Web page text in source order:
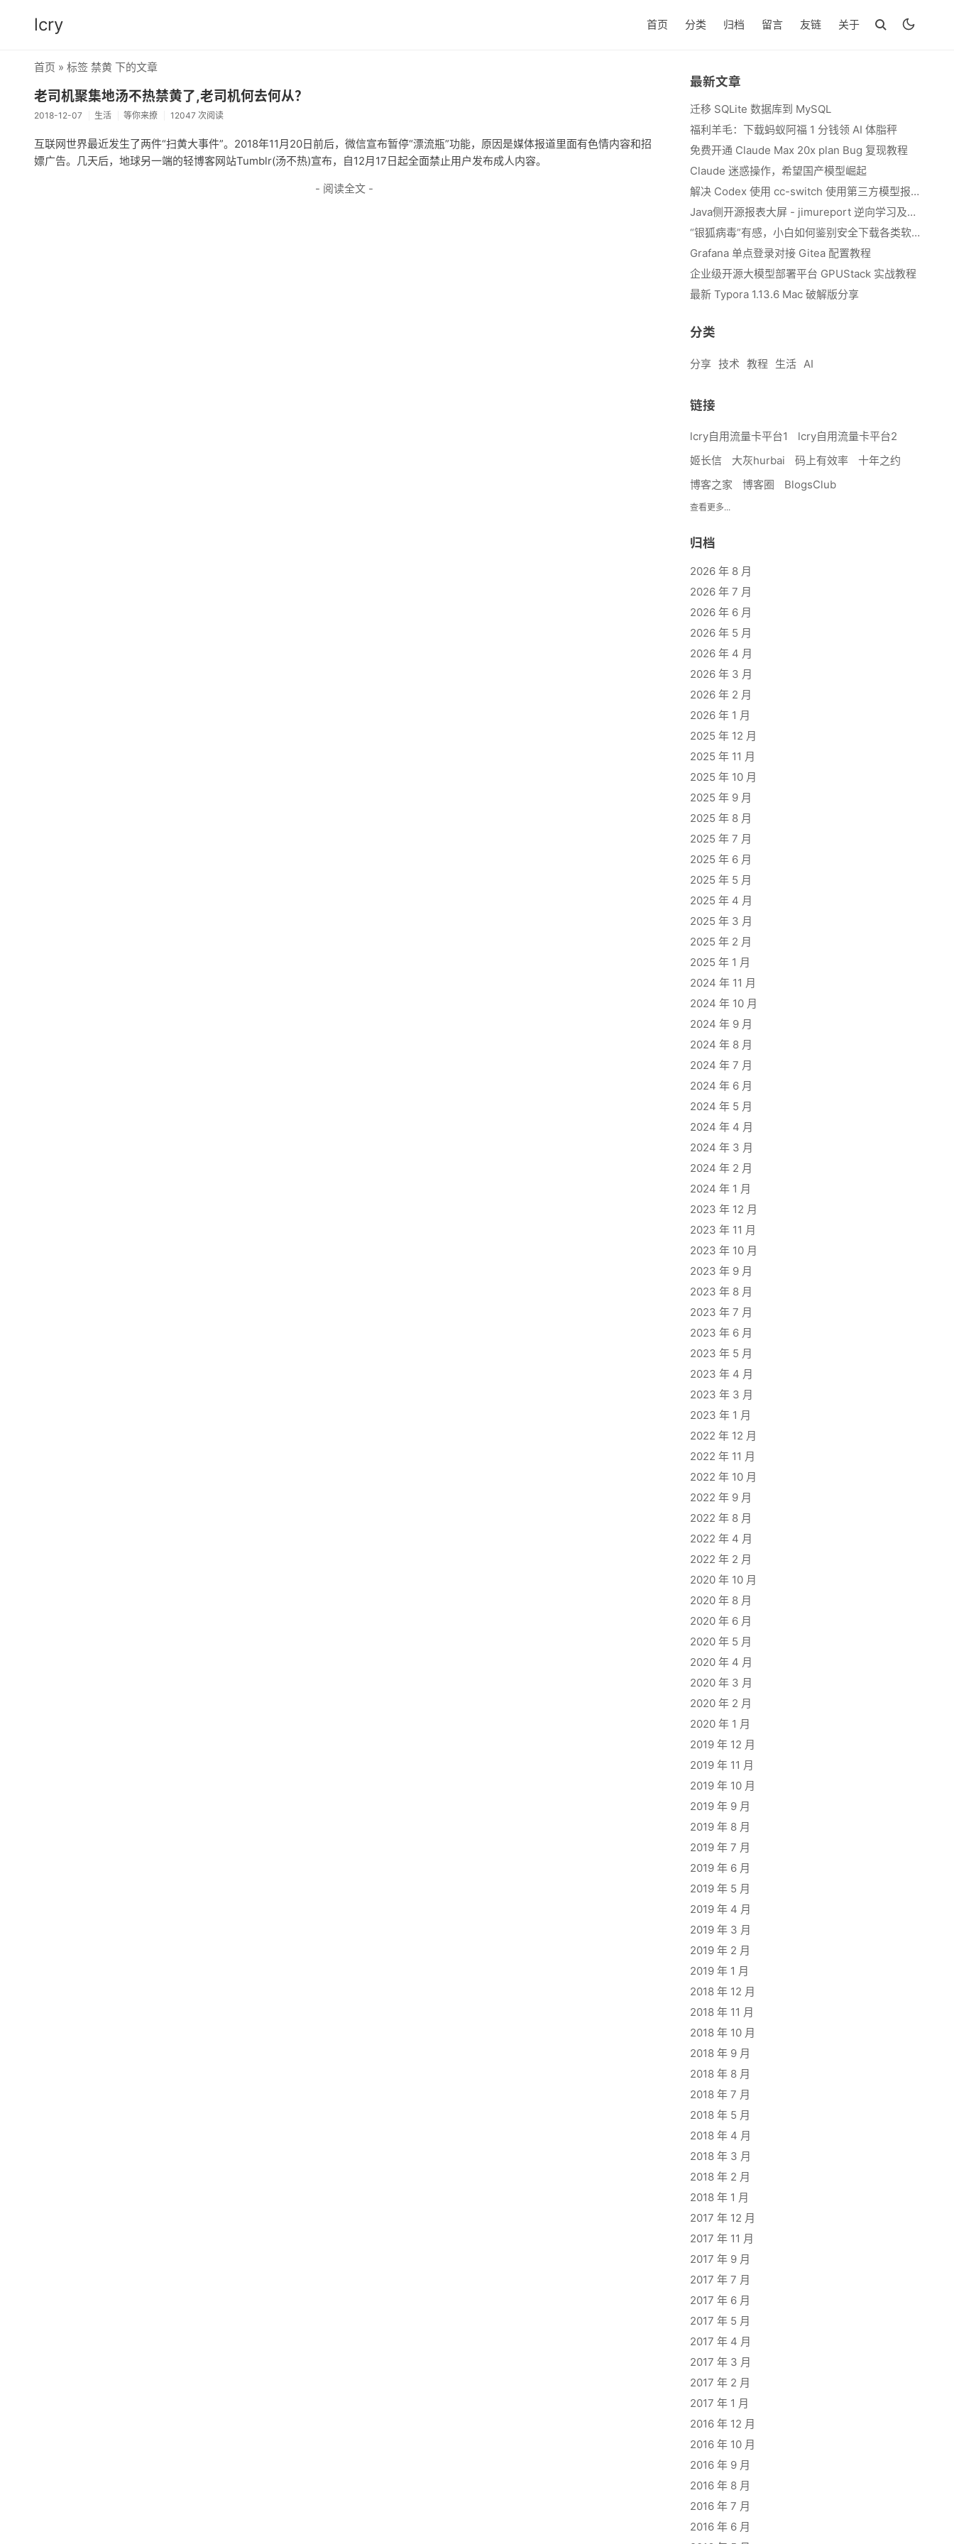
lcry 首页 分类 归档 留言 友链 关于
首页 » 标签 禁黄 下的文章
老司机聚集地汤不热禁黄了,老司机何去何从？
2018-12-07 生活 等你来撩 12047 次阅读
互联网世界最近发生了两件“扫黄大事件”。2018年11月20日前后，微信宣布暂停“漂流瓶”功能，原因是媒体报道里面有色情内容和招
嫖广告。几天后，地球另一端的轻博客网站Tumblr(汤不热)宣布，自12月17日起全面禁止用户发布成人内容。
- 阅读全文 -
最新文章
迁移 SQLite 数据库到 MySQL
福利羊毛：下载蚂蚁阿福 1 分钱领 AI 体脂秤
免费开通 Claude Max 20x plan Bug 复现教程
Claude 迷惑操作，希望国产模型崛起
解决 Codex 使用 cc-switch 使用第三方模型报错 We&#039;re currently experiencing high demand, which may cause temporary errors.
Java侧开源报表大屏 - jimureport 逆向学习及二开思路
“银狐病毒”有感，小白如何鉴别安全下载各类软件
Grafana 单点登录对接 Gitea 配置教程
企业级开源大模型部署平台 GPUStack 实战教程
最新 Typora 1.13.6 Mac 破解版分享
分类
分享 技术 教程 生活 AI
链接
lcry自用流量卡平台1
lcry自用流量卡平台2
姬长信
大灰hurbai 码上有效率
十年之约
博客之家
博客圈 BlogsClub
查看更多...
归档
2026 年 8 月
2026 年 7 月
2026 年 6 月
2026 年 5 月
2026 年 4 月
2026 年 3 月
2026 年 2 月
2026 年 1 月
2025 年 12 月
2025 年 11 月
2025 年 10 月
2025 年 9 月
2025 年 8 月
2025 年 7 月
2025 年 6 月
2025 年 5 月
2025 年 4 月
2025 年 3 月
2025 年 2 月
2025 年 1 月
2024 年 11 月
2024 年 10 月
2024 年 9 月
2024 年 8 月
2024 年 7 月
2024 年 6 月
2024 年 5 月
2024 年 4 月
2024 年 3 月
2024 年 2 月
2024 年 1 月
2023 年 12 月
2023 年 11 月
2023 年 10 月
2023 年 9 月
2023 年 8 月
2023 年 7 月
2023 年 6 月
2023 年 5 月
2023 年 4 月
2023 年 3 月
2023 年 1 月
2022 年 12 月
2022 年 11 月
2022 年 10 月
2022 年 9 月
2022 年 8 月
2022 年 4 月
2022 年 2 月
2020 年 10 月
2020 年 8 月
2020 年 6 月
2020 年 5 月
2020 年 4 月
2020 年 3 月
2020 年 2 月
2020 年 1 月
2019 年 12 月
2019 年 11 月
2019 年 10 月
2019 年 9 月
2019 年 8 月
2019 年 7 月
2019 年 6 月
2019 年 5 月
2019 年 4 月
2019 年 3 月
2019 年 2 月
2019 年 1 月
2018 年 12 月
2018 年 11 月
2018 年 10 月
2018 年 9 月
2018 年 8 月
2018 年 7 月
2018 年 5 月
2018 年 4 月
2018 年 3 月
2018 年 2 月
2018 年 1 月
2017 年 12 月
2017 年 11 月
2017 年 9 月
2017 年 7 月
2017 年 6 月
2017 年 5 月
2017 年 4 月
2017 年 3 月
2017 年 2 月
2017 年 1 月
2016 年 12 月
2016 年 10 月
2016 年 9 月
2016 年 8 月
2016 年 7 月
2016 年 6 月